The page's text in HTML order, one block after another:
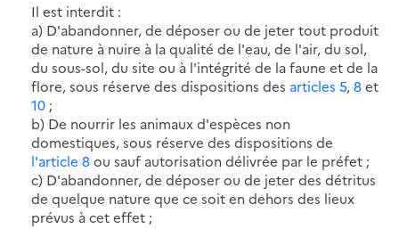
Il est interdit :
a) D'abandonner, de déposer ou de jeter tout produit
de nature à nuire à la qualité de l'eau, de l'air, du sol,
du sous-sol, du site ou à l'intégrité de la faune et de la
flore, sous réserve des dispositions des articles 5,8et
10 ;
b) De nourrir les animaux d'espèces non
domestiques, sous réserve des dispositions de
l'article 8ou sauf autorisation délivrée par le préfet ;
c) D'abandonner, de déposer ou de jeter des détritus
de quelque nature que ce soit en dehors des lieux
prévus à cet effet ;